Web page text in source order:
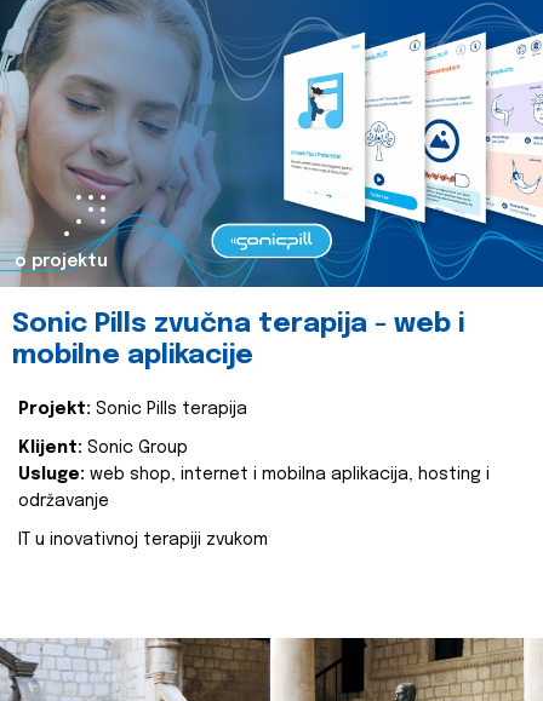
o projektu
Sonic Pills zvučna terapija - web i
mobilne aplikacije
Projekt: Sonic Pills terapija
Klijent: Sonic Group
Usluge: web shop, internet i mobilna aplikacija, hosting i
održavanje
IT u inovativnoj terapiji zvukom